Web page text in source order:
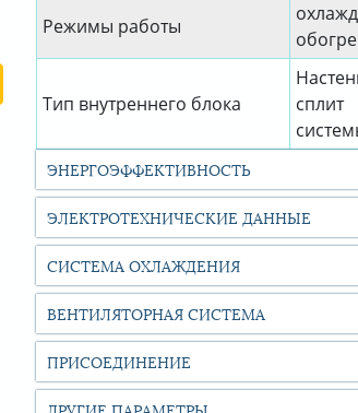
Режимы работы
Тип внутреннего блока
сплит
ЭНЕРГОЭФФЕКТИВНОСТЬ
ЭЛЕКТРОТЕХНИЧЕСКИЕ ДАННЫЕ
СИСТЕМА ОХЛАЖДЕНИЯ
ВЕНТИЛЯТОРНАЯ СИСТЕМА
ПРИСОЕДИНЕНИЕ